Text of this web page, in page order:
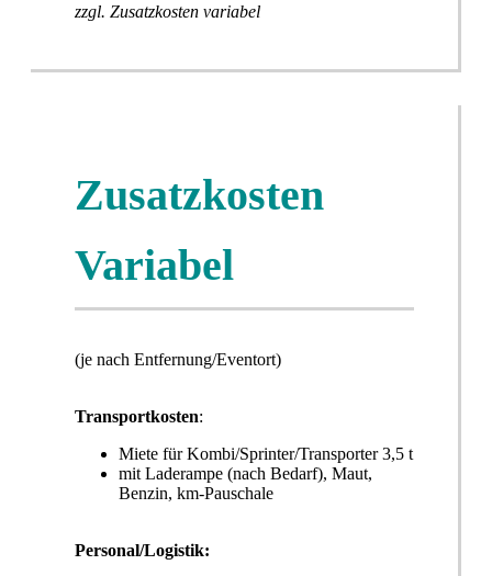
zzgl. Zusatzkosten variabel
Zusatzkosten
Variabel
(je nach Entfernung/Eventort)
Transportkosten:
Miete für Kombi/Sprinter/Transporter 3,5 t
mit Laderampe (nach Bedarf), Maut,
Benzin, km-Pauschale
Personal/Logistik: